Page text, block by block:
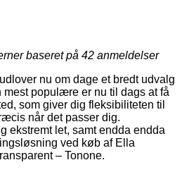
baseret på 42 anmeldelser
nu om dage et bredt udvalg
populære er nu til dags at få
som giver dig fleksibiliteten til
når det passer dig.
ekstremt let, samt endda endda
ved køb af Ella
– Tonone.